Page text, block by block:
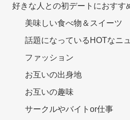
好きな人との初デートにおすす
美味しい食べ物＆スイーツ
話題になっているHOTなニ
ファッション
お互いの出身地
お互いの趣味
サークルやバイトor仕事